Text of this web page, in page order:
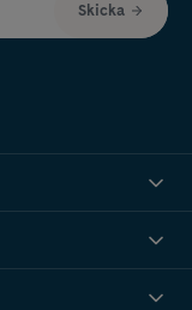
Skicka